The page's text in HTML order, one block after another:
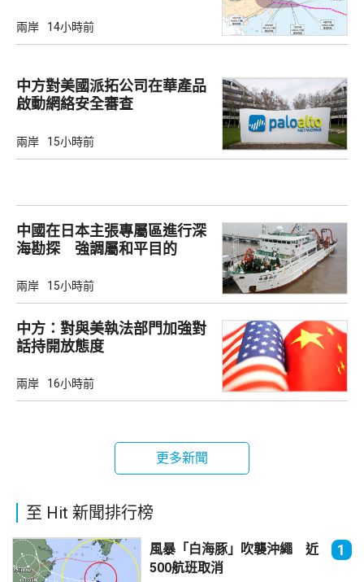
兩岸 14小時前
中方對美國派拓公司在華產品
啟動網絡安全審查
兩岸 15小時前
中國在日本主張專屬區進行深
海勘探 強調屬和平目的
兩岸 15小時前
中方：對與美執法部門加強對
話持開放態度
兩岸 16小時前
更多新聞
至 Hit 新聞排行榜
風暴「白海豚」吹襲沖繩 近
500航班取消
1